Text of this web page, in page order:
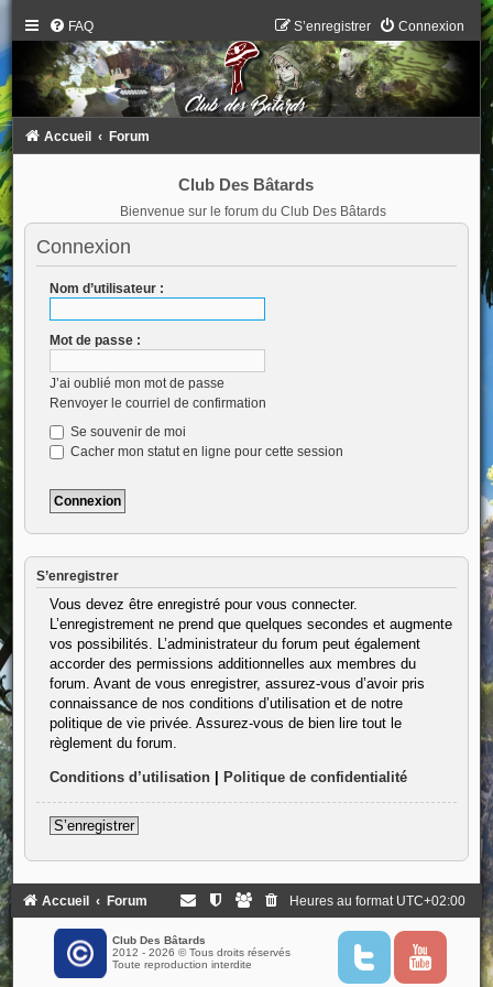
FAQ Connexion
S’enregistrer
Accueil Forum
Club Des Bâtards
Bienvenue sur le forum du Club Des Bâtards
Connexion
Nom d’utilisateur :
Mot de passe :
J’ai oublié mon mot de passe
Renvoyer le courriel de confirmation
Se souvenir de moi
Cacher mon statut en ligne pour cette session
S’enregistrer
Vous devez être enregistré pour vous connecter.
L’enregistrement ne prend que quelques secondes et augmente
vos possibilités. L’administrateur du forum peut également
accorder des permissions additionnelles aux membres du
forum. Avant de vous enregistrer, assurez-vous d’avoir pris
connaissance de nos conditions d’utilisation et de notre
politique de vie privée. Assurez-vous de bien lire tout le
règlement du forum.
Conditions d’utilisation| Politique de confidentialité
S’enregistrer
Accueil Forum Heures au format UTC+02:00
Club Des Bâtards
2012 - 2026 © Tous droits réservés
Toute reproduction interdite
T
Y